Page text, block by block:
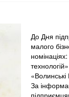
До Дня
малого
За